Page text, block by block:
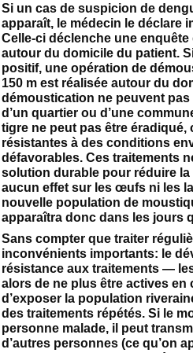
Si un cas de suspicion de
apparaît, le médecin le déclare
Celle-ci déclenche une
autour du domicile du patient.
positif, une opération de
150 m est réalisée autour du
démoustication ne peuvent pas
d’un quartier ou d’une
tigre ne peut pas être éradiqué,
résistantes à des conditions
défavorables. Ces traitements
solution durable pour réduire la
aucun effet sur les œufs ni les
nouvelle population de
apparaîtra donc dans les jours
Sans compter que traiter
inconvénients importants: le
résistance aux traitements —
alors de ne plus être actives en
d’exposer la population
des traitements répétés. Si le
personne malade, il peut
d’autres personnes (ce qu’on